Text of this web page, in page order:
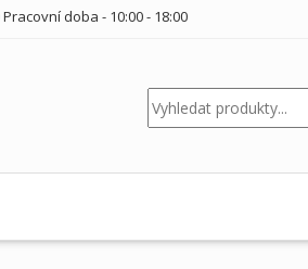
Pracovní doba - 10:00 - 18:00
Hledat